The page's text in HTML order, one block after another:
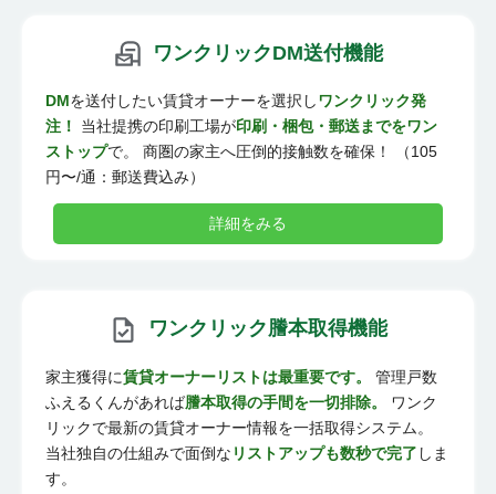
ワンクリックDM送付機能
DMを送付したい賃貸オーナーを選択しワンクリック発
注！
当社提携の印刷工場が印刷・梱包・郵送までをワン
ストップで。 商圏の家主へ圧倒的接触数を確保！ （105
円〜/通：郵送費込み）
詳細をみる
ワンクリック謄本取得機能
家主獲得に賃貸オーナーリストは最重要です。
管理戸数
ふえるくんがあれば謄本取得の手間を一切排除。
ワンク
リックで最新の賃貸オーナー情報を一括取得システム。
当社独自の仕組みで面倒な リストアップも数秒で完了 しま
す。